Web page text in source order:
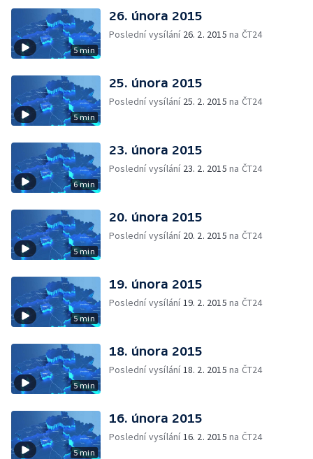
5 min
26. února 2015
Poslední vysílání 26. 2. 2015 na ČT24
5 min
25. února 2015
Poslední vysílání 25. 2. 2015 na ČT24
6 min
23. února 2015
Poslední vysílání 23. 2. 2015 na ČT24
5 min
20. února 2015
Poslední vysílání 20. 2. 2015 na ČT24
5 min
19. února 2015
Poslední vysílání19. 2. 2015 na ČT24
5 min
18. února 2015
Poslední vysílání18. 2. 2015 na ČT24
5 min
16. února 2015
Poslední vysílání16. 2. 2015 na ČT24